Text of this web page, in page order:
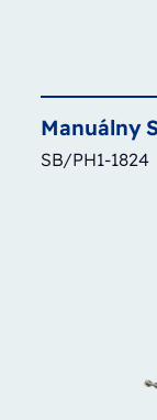
Manuálny
SB/PH1-1824